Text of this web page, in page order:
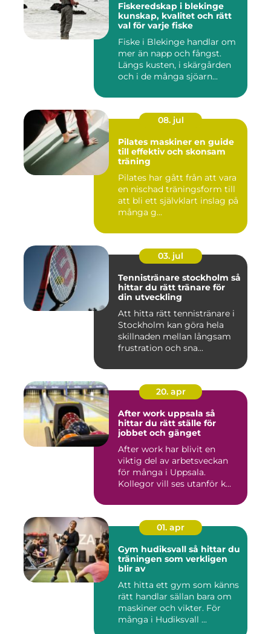
Fiskeredskap i blekinge
kunskap, kvalitet och rätt
val för varje fiske
Fiske i Blekinge handlar om
mer än napp och fångst.
Längs kusten, i skärgården
och i de många sjöarn...
08. jul
Pilates maskiner en guide
till effektiv och skonsam
träning
Pilates har gått från att vara
en nischad träningsform till
att bli ett självklart inslag på
många g...
03. jul
Tennistränare stockholm så
hittar du rätt tränare för
din utveckling
Att hitta rätt tennistränare i
Stockholm kan göra hela
skillnaden mellan långsam
frustration och sna...
20. apr
After work uppsala så
hittar du rätt ställe för
jobbet och gänget
After work har blivit en
viktig del av arbetsveckan
för många i Uppsala.
Kollegor vill ses utanför k...
01. apr
Gym hudiksvall så hittar du
träningen som verkligen
blir av
Att hitta ett gym som känns
rätt handlar sällan bara om
maskiner och vikter. För
många i Hudiksvall ...